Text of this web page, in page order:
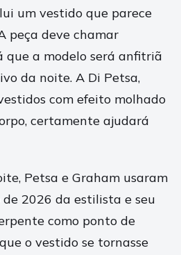
um vestido que parece
peça deve chamar
que a modelo será anfitriã
da noite. A Di Petsa,
com efeito molhado
certamente ajudará
Petsa e Graham usaram
2026 da estilista e seu
como ponto de
o vestido se tornasse